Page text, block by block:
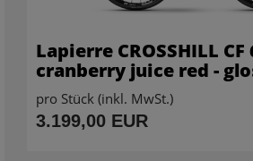
Lapierre CROSSHILL CF
cranberry juice red -
pro Stück (inkl. MwSt.)
3.199,00 EUR